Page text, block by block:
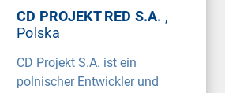
CD PROJEKT RED S.A. ,
Polska
CD Projekt S.A. ist ein
polnischer Entwickler und